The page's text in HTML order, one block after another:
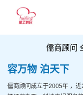
儒商顾问
容万物 泊天下
儒商顾问 成立于2005年 ，